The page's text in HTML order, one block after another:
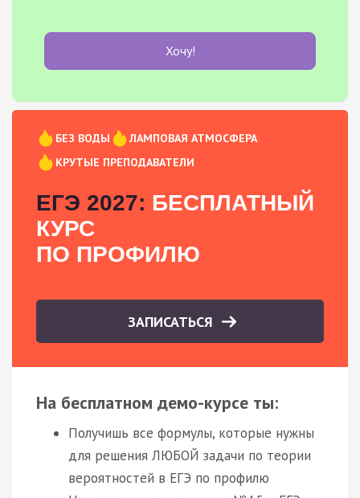
Хочу!
БЕЗ ВОДЫ
ЛАМПОВАЯ АТМОСФЕРА
КРУТЫЕ ПРЕПОДАВАТЕЛИ
ЕГЭ 2027: БЕСПЛАТНЫЙ
КУРС
ПО ПРОФИЛЮ
ЗАПИСАТЬСЯ
На бесплатном демо-курсе ты:
Получишь все формулы, которые нужны
для решения ЛЮБОЙ задачи по теории
вероятностей в ЕГЭ по профилю